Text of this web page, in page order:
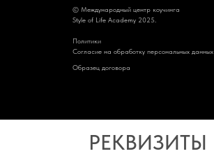
© Международный центр коучинга
Style of Life Academy 2025.
Политики
Cогласие на обработку персональных данных
Образец договора
РЕКВИЗИТЫ